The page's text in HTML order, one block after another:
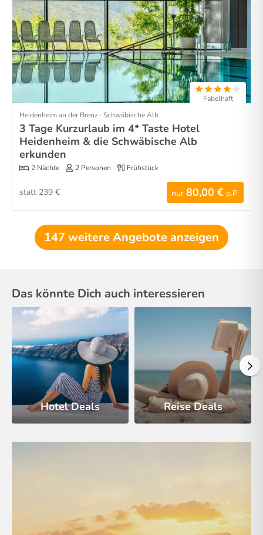
Fabelhaft
Heidenheim an der Brenz · Schwäbische Alb
3 Tage Kurzurlaub im 4* Taste Hotel
Heidenheim & die Schwäbische Alb
erkunden
2 Nächte 2 Personen Frühstück
nur 80,00 € p.P.
statt 239 €
147 weitere Angebote anzeigen
Das könnte Dich auch interessieren
Hotel Deals Reise Deals